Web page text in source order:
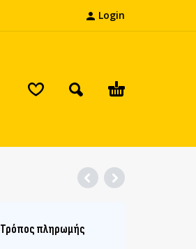
Login
Τρόπος πληρωμής